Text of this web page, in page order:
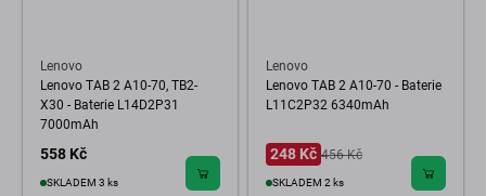
Lenovo
Lenovo TAB 2 A10-70, TB2-
X30 - Baterie L14D2P31
7000mAh
558 Kč
SKLADEM 3 ks
Lenovo
Lenovo TAB 2 A10-70 - Baterie
L11C2P32 6340mAh
248 Kč 456 Kč
SKLADEM 2 ks